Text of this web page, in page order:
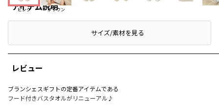
ピンク ブラウン
レビュー
アイテム説明
サイズ/素材を見る
ブランシェスギフトの定番アイテムである
フード付きバスタオルがリニューアル♪